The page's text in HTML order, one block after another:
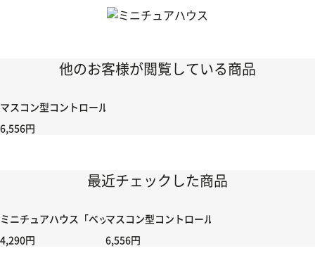
他のお客様が閲覧している商品
マスコン型コントロールハンドル付き コントローラー＆ポイント切り
6,556円
最近チェックした商品
ミニチュアハウス「ベッドルーム」
4,290円
マスコン型コントロールハンドル付き コント
6,556円